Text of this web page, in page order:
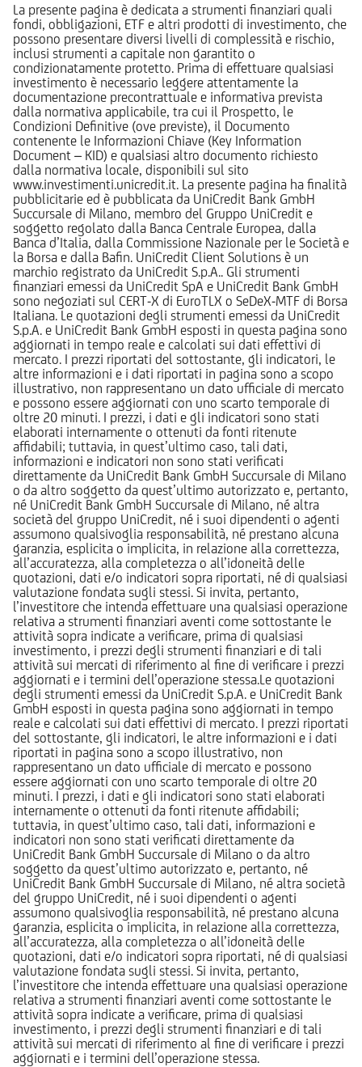
La presente pagina è dedicata a strumenti finanziari quali
fondi, obbligazioni, ETF e altri prodotti di investimento, che
possono presentare diversi livelli di complessità e rischio,
inclusi strumenti a capitale non garantito o
condizionatamente protetto. Prima di effettuare qualsiasi
investimento è necessario leggere attentamente la
documentazione precontrattuale e informativa prevista
dalla normativa applicabile, tra cui il Prospetto, le
Condizioni Definitive (ove previste), il Documento
contenente le Informazioni Chiave (Key Information
Document – KID) e qualsiasi altro documento richiesto
dalla normativa locale, disponibili sul sito
www.investimenti.unicredit.it. La presente pagina ha finalità
pubblicitarie ed è pubblicata da UniCredit Bank GmbH
Succursale di Milano, membro del Gruppo UniCredit e
soggetto regolato dalla Banca Centrale Europea, dalla
Banca d’Italia, dalla Commissione Nazionale per le Società e
la Borsa e dalla Bafin. UniCredit Client Solutions è un
marchio registrato da UniCredit S.p.A.. Gli strumenti
finanziari emessi da UniCredit SpA e UniCredit Bank GmbH
sono negoziati sul CERT-X di EuroTLX o SeDeX-MTF di Borsa
Italiana. Le quotazioni degli strumenti emessi da UniCredit
S.p.A. e UniCredit Bank GmbH esposti in questa pagina sono
aggiornati in tempo reale e calcolati sui dati effettivi di
mercato. I prezzi riportati del sottostante, gli indicatori, le
altre informazioni e i dati riportati in pagina sono a scopo
illustrativo, non rappresentano un dato ufficiale di mercato
e possono essere aggiornati con uno scarto temporale di
oltre 20 minuti. I prezzi, i dati e gli indicatori sono stati
elaborati internamente o ottenuti da fonti ritenute
affidabili; tuttavia, in quest’ultimo caso, tali dati,
informazioni e indicatori non sono stati verificati
direttamente da UniCredit Bank GmbH Succursale di Milano
o da altro soggetto da quest’ultimo autorizzato e, pertanto,
né UniCredit Bank GmbH Succursale di Milano, né altra
società del gruppo UniCredit, né i suoi dipendenti o agenti
assumono qualsivoglia responsabilità, né prestano alcuna
garanzia, esplicita o implicita, in relazione alla correttezza,
all’accuratezza, alla completezza o all’idoneità delle
quotazioni, dati e/o indicatori sopra riportati, né di qualsiasi
valutazione fondata sugli stessi. Si invita, pertanto,
l’investitore che intenda effettuare una qualsiasi operazione
relativa a strumenti finanziari aventi come sottostante le
attività sopra indicate a verificare, prima di qualsiasi
investimento, i prezzi degli strumenti finanziari e di tali
attività sui mercati di riferimento al fine di verificare i prezzi
aggiornati e i termini dell’operazione stessa.Le quotazioni
degli strumenti emessi da UniCredit S.p.A. e UniCredit Bank
GmbH esposti in questa pagina sono aggiornati in tempo
reale e calcolati sui dati effettivi di mercato. I prezzi riportati
del sottostante, gli indicatori, le altre informazioni e i dati
riportati in pagina sono a scopo illustrativo, non
rappresentano un dato ufficiale di mercato e possono
essere aggiornati con uno scarto temporale di oltre 20
minuti. I prezzi, i dati e gli indicatori sono stati elaborati
internamente o ottenuti da fonti ritenute affidabili;
tuttavia, in quest’ultimo caso, tali dati, informazioni e
indicatori non sono stati verificati direttamente da
UniCredit Bank GmbH Succursale di Milano o da altro
soggetto da quest’ultimo autorizzato e, pertanto, né
UniCredit Bank GmbH Succursale di Milano, né altra società
del gruppo UniCredit, né i suoi dipendenti o agenti
assumono qualsivoglia responsabilità, né prestano alcuna
garanzia, esplicita o implicita, in relazione alla correttezza,
all’accuratezza, alla completezza o all’idoneità delle
quotazioni, dati e/o indicatori sopra riportati, né di qualsiasi
valutazione fondata sugli stessi. Si invita, pertanto,
l’investitore che intenda effettuare una qualsiasi operazione
relativa a strumenti finanziari aventi come sottostante le
attività sopra indicate a verificare, prima di qualsiasi
investimento, i prezzi degli strumenti finanziari e di tali
attività sui mercati di riferimento al fine di verificare i prezzi
aggiornati e i termini dell’operazione stessa.